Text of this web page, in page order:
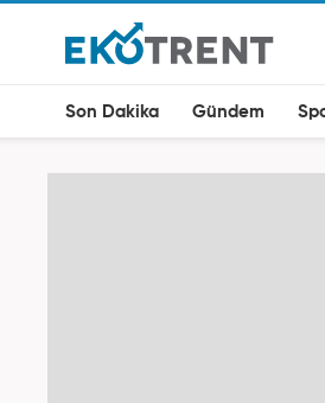
Son Dakika Gündem